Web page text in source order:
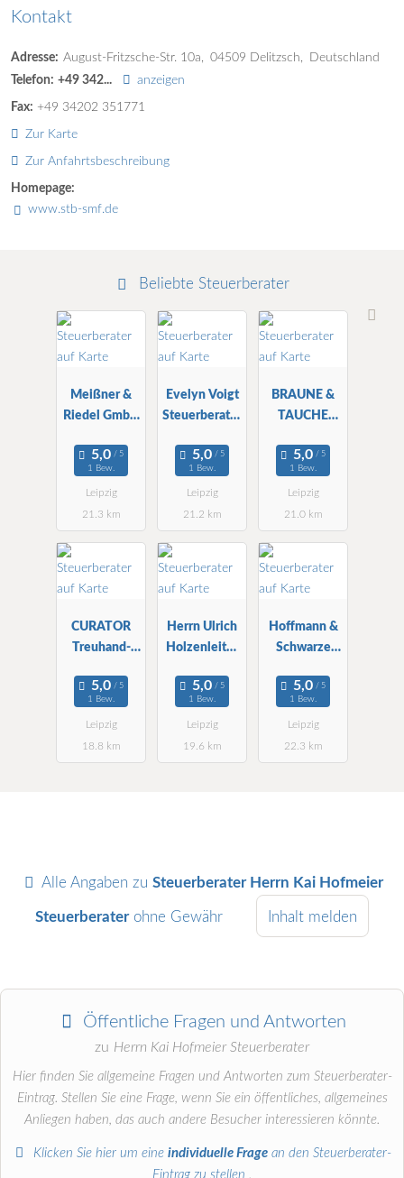
Kontakt
Adresse: August-Fritzsche-Str. 10a 04509 Delitzsch
Deutschland
Telefon: +49 342... anzeigen
Fax: +49 34202 351771
Zur Karte
Zur Anfahrtsbeschreibung
Homepage:
www.stb-smf.de
Beliebte Steuerberater
Meißner &
Riedel GmbH
1 Bew.
Leipzig
21.3 km
Evelyn Voigt
Steuerberater
1 Bew.
Leipzig
21.2 km
BRAUNE &
TAUCHE
Partnerschaft
1 Bew.
Leipzig
21.0 km
CURATOR
Treuhand-
mbH
1 Bew.
Leipzig
18.8 km
Herrn Ulrich
Holzenleiter
1 Bew.
Leipzig
19.6 km
Hoffmann &
Schwarze
1 Bew.
Leipzig
22.3 km
Alle Angaben zu Steuerberater Herrn Kai Hofmeier
Steuerberater ohne Gewähr Inhalt melden
Öffentliche Fragen und Antworten
zu Herrn Kai Hofmeier Steuerberater
Hier finden Sie allgemeine Fragen und Antworten zum Steuerberater-
Eintrag. Stellen Sie eine Frage, wenn Sie ein öffentliches, allgemeines
Anliegen haben, das auch andere Besucher interessieren könnte.
Klicken Sie hier um eineindividuelle Frage an den Steuerberater-
Eintrag zu stellen .